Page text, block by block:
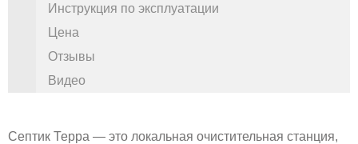
Инструкция по эксплуатации
Цена
Отзывы
Видео
Септик Терра — это локальная очистительная станция,